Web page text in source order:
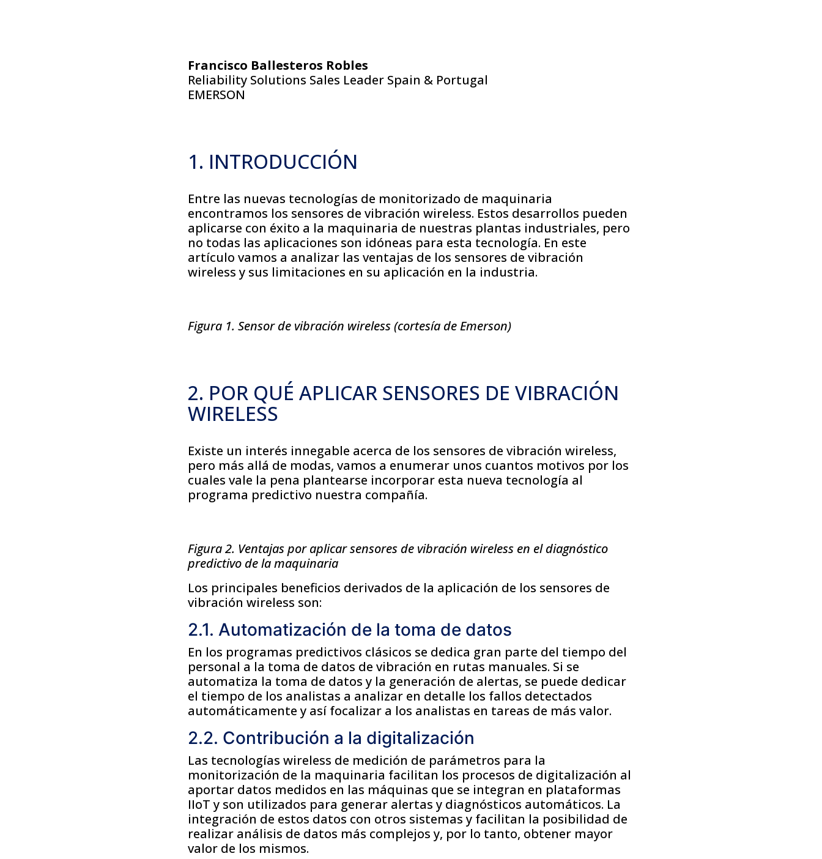
Francisco Ballesteros Robles
Reliability Solutions Sales Leader Spain & Portugal
EMERSON
1. INTRODUCCIÓN
Entre las nuevas tecnologías de monitorizado de maquinaria
encontramos los sensores de vibración wireless. Estos desarrollos pueden
aplicarse con éxito a la maquinaria de nuestras plantas industriales, pero
no todas las aplicaciones son idóneas para esta tecnología. En este
artículo vamos a analizar las ventajas de los sensores de vibración
wireless y sus limitaciones en su aplicación en la industria.
Figura 1. Sensor de vibración wireless (cortesía de Emerson)
2. POR QUÉ APLICAR SENSORES DE VIBRACIÓN
WIRELESS
Existe un interés innegable acerca de los sensores de vibración wireless,
pero más allá de modas, vamos a enumerar unos cuantos motivos por los
cuales vale la pena plantearse incorporar esta nueva tecnología al
programa predictivo nuestra compañía.
Figura 2. Ventajas por aplicar sensores de vibración wireless en el diagnóstico
predictivo de la maquinaria
Los principales beneficios derivados de la aplicación de los sensores de
vibración wireless son:
2.1. Automatización de la toma de datos
En los programas predictivos clásicos se dedica gran parte del tiempo del
personal a la toma de datos de vibración en rutas manuales. Si se
automatiza la toma de datos y la generación de alertas, se puede dedicar
el tiempo de los analistas a analizar en detalle los fallos detectados
automáticamente y así focalizar a los analistas en tareas de más valor.
2.2. Contribución a la digitalización
Las tecnologías wireless de medición de parámetros para la
monitorización de la maquinaria facilitan los procesos de digitalización al
aportar datos medidos en las máquinas que se integran en plataformas
IIoT y son utilizados para generar alertas y diagnósticos automáticos. La
integración de estos datos con otros sistemas y facilitan la posibilidad de
realizar análisis de datos más complejos y, por lo tanto, obtener mayor
valor de los mismos.